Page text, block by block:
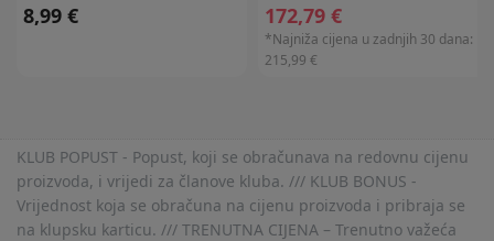
8,99 € 172,79 €
*Najniža cijena u zadnjih 30 dana:
215,99 €
KLUB POPUST - Popust, koji se obračunava na redovnu cijenu
proizvoda, i vrijedi za članove kluba. /// KLUB BONUS -
Vrijednost koja se obračuna na cijenu proizvoda i pribraja se
na klupsku karticu. /// TRENUTNA CIJENA – Trenutno važeća